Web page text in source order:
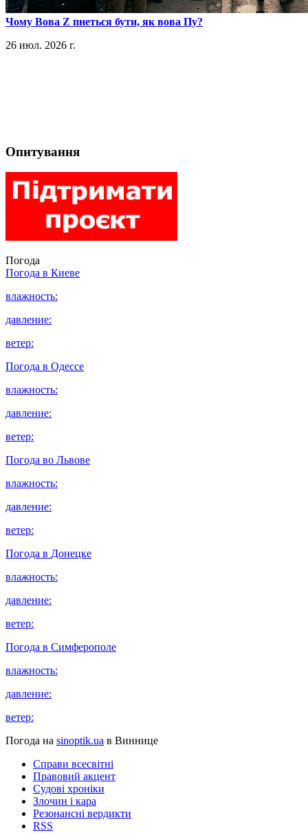
​Чому Вова Z пнеться бути, як вова Пу?
26 июл. 2026 г.
Опитування
Погода
Погода в Киеве
влажность:
давление:
ветер:
Погода в Одессе
влажность:
давление:
ветер:
Погода во Львове
влажность:
давление:
ветер:
Погода в Донецке
влажность:
давление:
ветер:
Погода в Симферополе
влажность:
давление:
ветер:
Погода на sinoptik.ua в Виннице
Справи всесвітні
Правовий акцент
Судові хроніки
Злочин і кара
Резонансні вердикти
RSS